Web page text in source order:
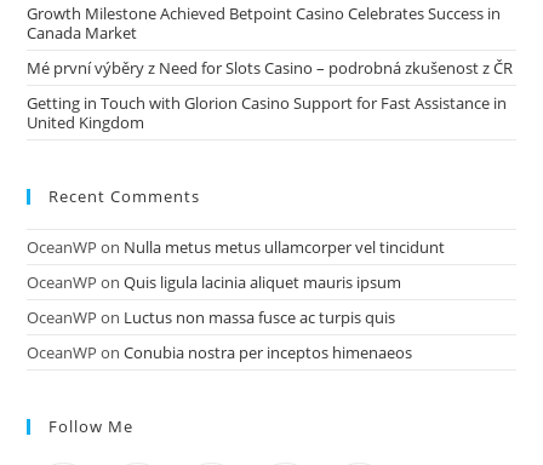
Growth Milestone Achieved Betpoint Casino Celebrates Success in
Canada Market
Mé první výběry z Need for Slots Casino – podrobná zkušenost z ČR
Getting in Touch with Glorion Casino Support for Fast Assistance in
United Kingdom
Recent Comments
OceanWP on Nulla metus metus ullamcorper vel tincidunt
OceanWP onQuis ligula lacinia aliquet mauris ipsum
OceanWP on Luctus non massa fusce ac turpis quis
OceanWP onConubia nostra per inceptos himenaeos
Follow Me